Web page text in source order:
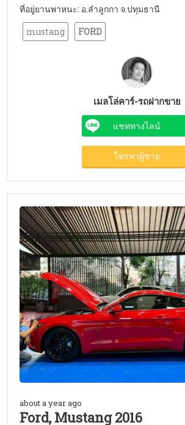
ที่อยู่ยานพาหนะ: อ.ลำลูกกา จ.ปทุมธานี
mustang
FORD
เมลโล่คาร์-รถฝากขาย
แชททางไลน์
โทรหาผู้ขาย
about a year ago
Ford, Mustang 2016